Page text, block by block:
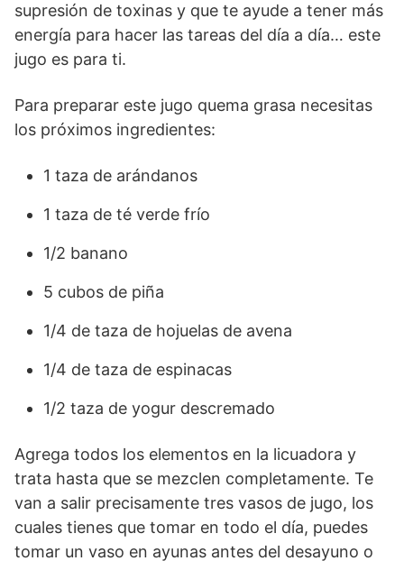
supresión de toxinas y que te ayude a tener más
energía para hacer las tareas del día a día… este
jugo es para ti.
Para preparar este jugo quema grasa necesitas
los próximos ingredientes:
1 taza de arándanos
1 taza de té verde frío
1/2 banano
5 cubos de piña
1/4 de taza de hojuelas de avena
1/4 de taza de espinacas
1/2 taza de yogur descremado
Agrega todos los elementos en la licuadora y
trata hasta que se mezclen completamente. Te
van a salir precisamente tres vasos de jugo, los
cuales tienes que tomar en todo el día, puedes
tomar un vaso en ayunas antes del desayuno o